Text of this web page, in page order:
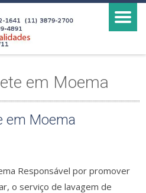
em Moema
em Moema
Responsável por promover
o serviço de lavagem de